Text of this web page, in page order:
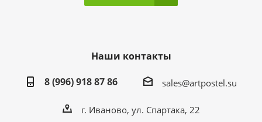
Наши контакты
8 (996) 918 87 86
sales@artpostel.su
г. Иваново, ул. Спартака, 22